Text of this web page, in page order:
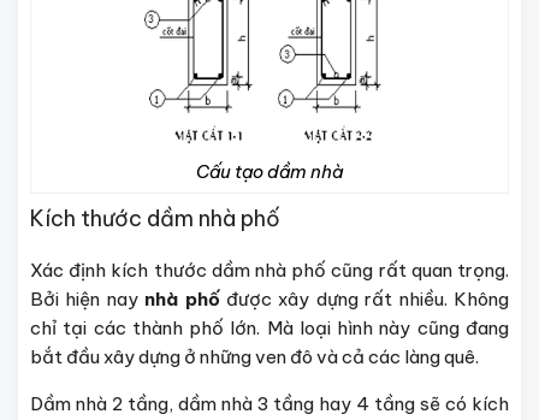
Cấu tạo dầm nhà
Kích thước dầm nhà phố
Xác định kích thước dầm nhà phố cũng rất quan trọng.
Bởi hiện nay nhà phốđược xây dựng rất nhiều. Không
chỉ tại các thành phố lớn. Mà loại hình này cũng đang
bắt đầu xây dựng ở những ven đô và cả các làng quê.
Dầm nhà 2 tầng, dầm nhà 3 tầng hay 4 tầng sẽ có kích